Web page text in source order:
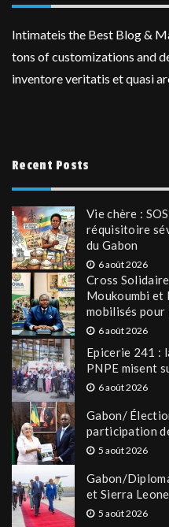
Intimateis the Best Blog &
tons of customizations and
inventore veritatis et quasi
Recent Posts
Vie chère :
réquisitoire
du Gabon
6 août 2026
Cross
Moukoumbi et
mobilisés pour
6 août 2026
Epicerie 241 :
PNPE misent
6 août 2026
Gabon/
participation
5 août 2026
Gabon/
et Sierra
5 août 2026